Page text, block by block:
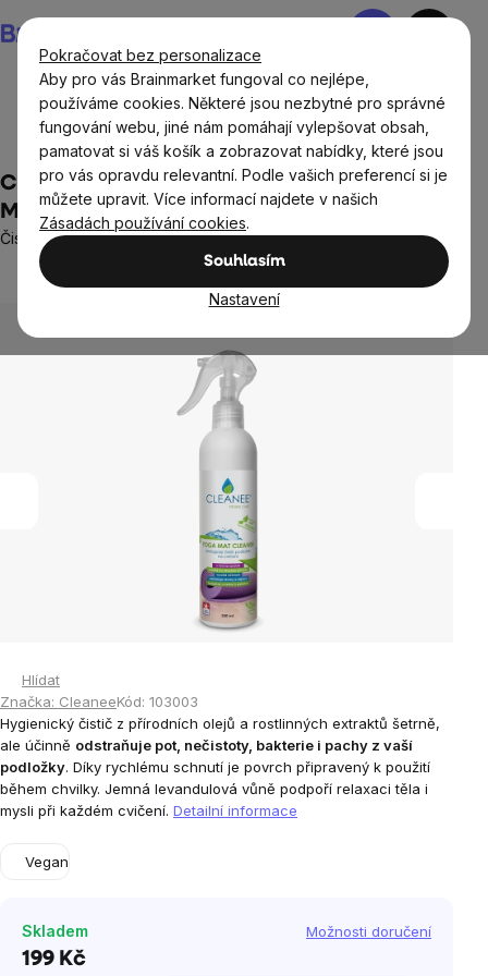
Pokračovat bez personalizace
Aby pro vás Brainmarket fungoval co nejlépe,
používáme cookies. Některé jsou nezbytné pro správné
fungování webu, jiné nám pomáhají vylepšovat obsah,
pamatovat si váš košík a zobrazovat nabídky, které jsou
pro vás opravdu relevantní. Podle vašich preferencí si je
můžete upravit. Více informací najdete v našich
Zásadách používání cookies.
Souhlasím
Nastavení
na
obsah
Nákupní
Domov Ekodrogerie Čisticí prostředky
Cleanee Čistič podložek na cvičení YOGA
MAT, 250 ml
Čistě přírodní složení, šetrný k pokožce i přírodě
Průměrné
produktu
Hlídat
Značka: CleaneeKód: 103003
Hygienický čistič z přírodních olejů a rostlinných extraktů šetrně,
ale účinně odstraňuje pot, nečistoty, bakterie i pachy z vaší
podložky. Díky rychlému schnutí je povrch připravený k použití
během chvilky. Jemná levandulová vůně podpoří relaxaci těla i
mysli při každém cvičení. Detailní informace
Vegan
Skladem Možnosti doručení
199 Kč